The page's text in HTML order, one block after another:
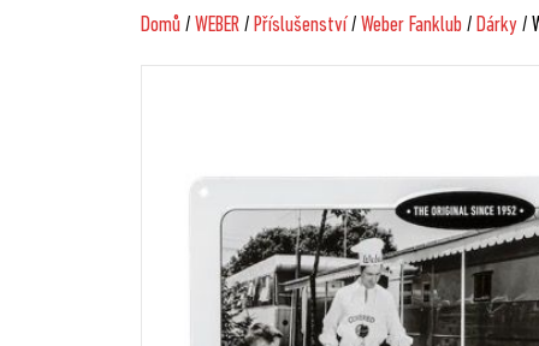
Domů/ WEBER/ Příslušenství/ Weber Fanklub/ Dárky/